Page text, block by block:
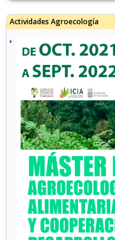
Actividades Agroecología